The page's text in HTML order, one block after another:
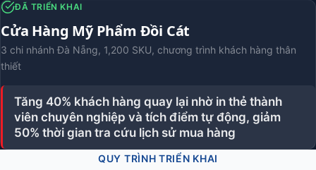
ĐÃ TRIỂN KHAI
Cửa Hàng Mỹ Phẩm Đồi Cát
3 chi nhánh Đà Nẵng, 1,200 SKU, chương trình khách hàng thân
thiết
Tăng 40% khách hàng quay lại nhờ in thẻ thành
viên chuyên nghiệp và tích điểm tự động, giảm
50% thời gian tra cứu lịch sử mua hàng
QUY TRÌNH TRIỂN KHAI